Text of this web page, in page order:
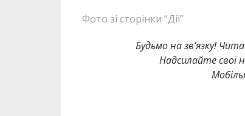
Фото зі сторінки “Дії”
Будьмо на зв’язку!
Надсилайте свої